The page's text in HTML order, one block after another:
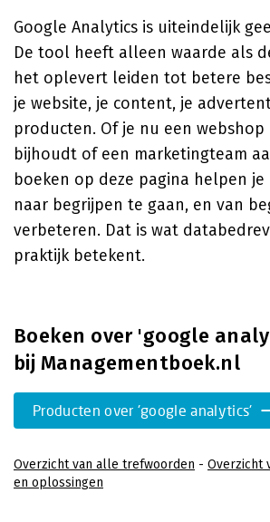
Google Analytics is uiteindelijk
De tool heeft alleen waarde als
het oplevert leiden tot betere
je website, je content, je
producten. Of je nu een
bijhoudt of een marketingteam
boeken op deze pagina helpen je
naar begrijpen te gaan, en van
verbeteren. Dat is wat
praktijk betekent.
Boeken over 'google
bij Managementboek.nl
Producten over 'google analytics'
Overzicht van alle trefwoorden - Overzicht
en oplossingen